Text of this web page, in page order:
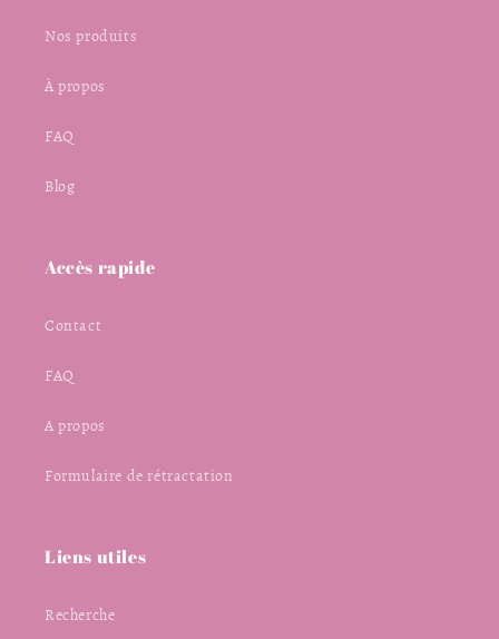
Nos produits
À propos
FAQ
Blog
Accès rapide
Contact
FAQ
A propos
Formulaire de rétractation
Liens utiles
Recherche